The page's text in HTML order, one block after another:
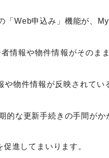
Web申込み」機能が、
情報や物件情報がそのま
物件情報が反映されて
な更新手続きの手間がか
進してまいります。